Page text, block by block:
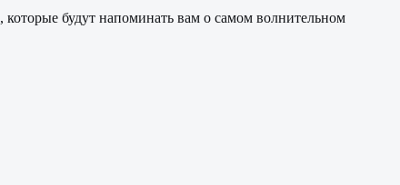
которые будут напоминать вам о самом волнительном